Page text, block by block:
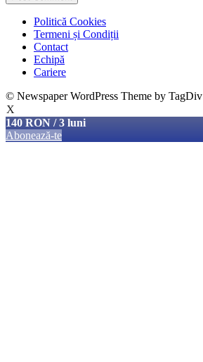
Politică Cookies
Termeni și Condiții
Contact
Echipă
Cariere
© Newspaper WordPress Theme by TagDiv
X
140 RON / 3 luni
Abonează-te